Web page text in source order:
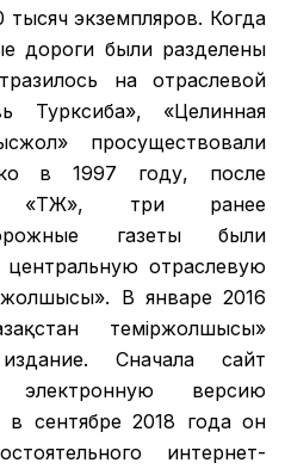
экземпляров. Когда
дороги были разделены
на отраслевой
Турксиба», «Целинная
просуществовали
в 1997 году, после
«ҚТЖ», три ранее
газеты были
отраслевую
В январе 2016
теміржолшысы»
Сначала сайт
электронную версию
в сентябре 2018 года он
интернет-